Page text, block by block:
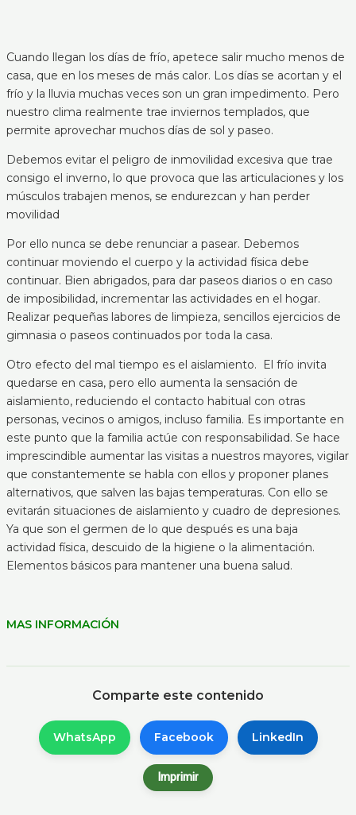
Cuando llegan los días de frío, apetece salir mucho menos de
casa, que en los meses de más calor. Los días se acortan y el
frío y la lluvia muchas veces son un gran impedimento. Pero
nuestro clima realmente trae inviernos templados, que
permite aprovechar muchos días de sol y paseo.
Debemos evitar el peligro de inmovilidad excesiva que trae
consigo el inverno, lo que provoca que las articulaciones y los
músculos trabajen menos, se endurezcan y han perder
movilidad
Por ello nunca se debe renunciar a pasear. Debemos
continuar moviendo el cuerpo y la actividad física debe
continuar. Bien abrigados, para dar paseos diarios o en caso
de imposibilidad, incrementar las actividades en el hogar.
Realizar pequeñas labores de limpieza, sencillos ejercicios de
gimnasia o paseos continuados por toda la casa.
Otro efecto del mal tiempo es el aislamiento. El frío invita
quedarse en casa, pero ello aumenta la sensación de
aislamiento, reduciendo el contacto habitual con otras
personas, vecinos o amigos, incluso familia. Es importante en
este punto que la familia actúe con responsabilidad. Se hace
imprescindible aumentar las visitas a nuestros mayores, vigilar
que constantemente se habla con ellos y proponer planes
alternativos, que salven las bajas temperaturas. Con ello se
evitarán situaciones de aislamiento y cuadro de depresiones.
Ya que son el germen de lo que después es una baja
actividad física, descuido de la higiene o la alimentación.
Elementos básicos para mantener una buena salud.
MAS INFORMACIÓN
Comparte este contenido
WhatsApp Facebook LinkedIn
Imprimir